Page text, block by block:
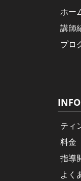
ホー
講師
プロ
ティ
料金
指導
よく